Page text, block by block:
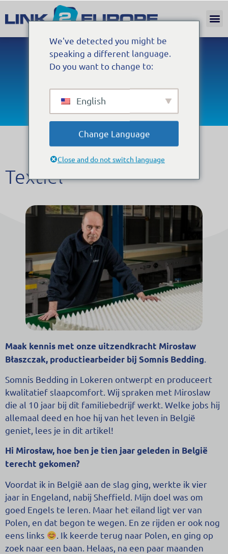
Textiel
Maak kennis met onze uitzendkracht Mirosław
Błaszczak, productiearbeider bij Somnis Bedding
Somnis Bedding in Lokeren ontwerpt en produceert
kwalitatief slaapcomfort. Wij spraken met Miroslaw
die al 10 jaar bij dit familiebedrijf werkt. Welke jobs hij
allemaal deed en hoe hij van het leven in België
geniet, lees je in dit artikel!
Hi Mirosław, hoe ben je tien jaar geleden in België
terecht gekomen?
Voordat ik in België aan de slag ging, werkte ik vier
jaar in Engeland, nabij Sheffield. Mijn doel was om
goed Engels te leren. Maar het eiland ligt ver van
Polen, en dat begon te wegen. En ze rijden er ook nog
eens links
. Ik keerde terug naar Polen, en ging op
zoek naar een baan. Helaas, na een paar maanden
We've detected you might be
speaking a different language.
Do you want to change to:
English
Change Language
Close and do not switch language